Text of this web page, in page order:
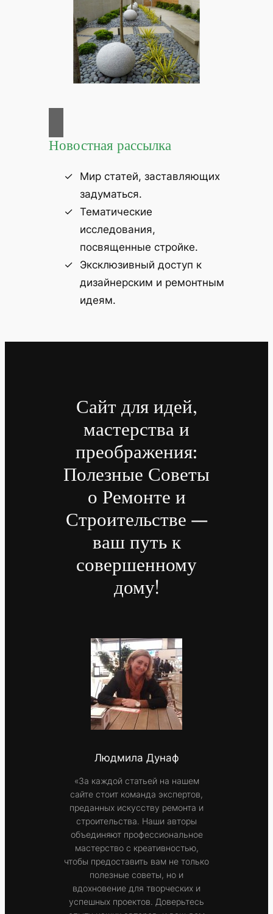
Новостная рассылка
Мир статей, заставляющих
задуматься.
Тематические
исследования,
посвященные стройке.
Эксклюзивный доступ к
дизайнерским и ремонтным
идеям.
Сайт для идей,
мастерства и
преображения:
Полезные Советы
о Ремонте и
Строительстве —
ваш путь к
совершенному
дому!
Людмила Дунаф
«За каждой статьей на нашем
сайте стоит команда экспертов,
преданных искусству ремонта и
строительства. Наши авторы
объединяют профессиональное
мастерство с креативностью,
чтобы предоставить вам не только
полезные советы, но и
вдохновение для творческих и
успешных проектов. Доверьтесь